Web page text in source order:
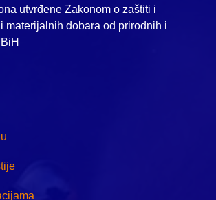
utvrđene Zakonom o zaštiti i
materijalnih dobara od prirodnih i